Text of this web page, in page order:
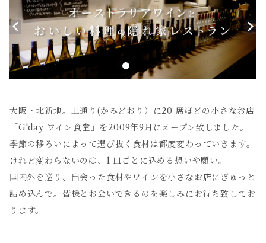
大阪・北新地。上通り(かみどおり）に20 席ほどの小さなお店
「G'day ワイン食堂」を2009年9月にオープン致しました。
季節の移ろいによって選び抜く食材は都度変わっていきます。
けれど変わらないのは、1 皿ごとに込める想いや願い。
国内外を巡り、出会った食材やワインを小さなお店にぎゅっと
詰め込んで。皆様とお会いできるのを楽しみにお待ち致してお
ります。